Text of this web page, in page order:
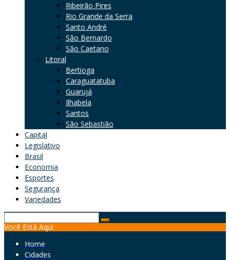
Ribeirão Pires
Rio Grande da Serra
Santo André
São Bernardo
São Caetano
Litoral
Bertioga
Caraguatatuba
Guarujá
Ilhabela
Santos
São Sebastião
Capital
Legislativo
Brasil
Economia
Esportes
Segurança
Variedades
for:
Você Está Aqui
Home
Cidades